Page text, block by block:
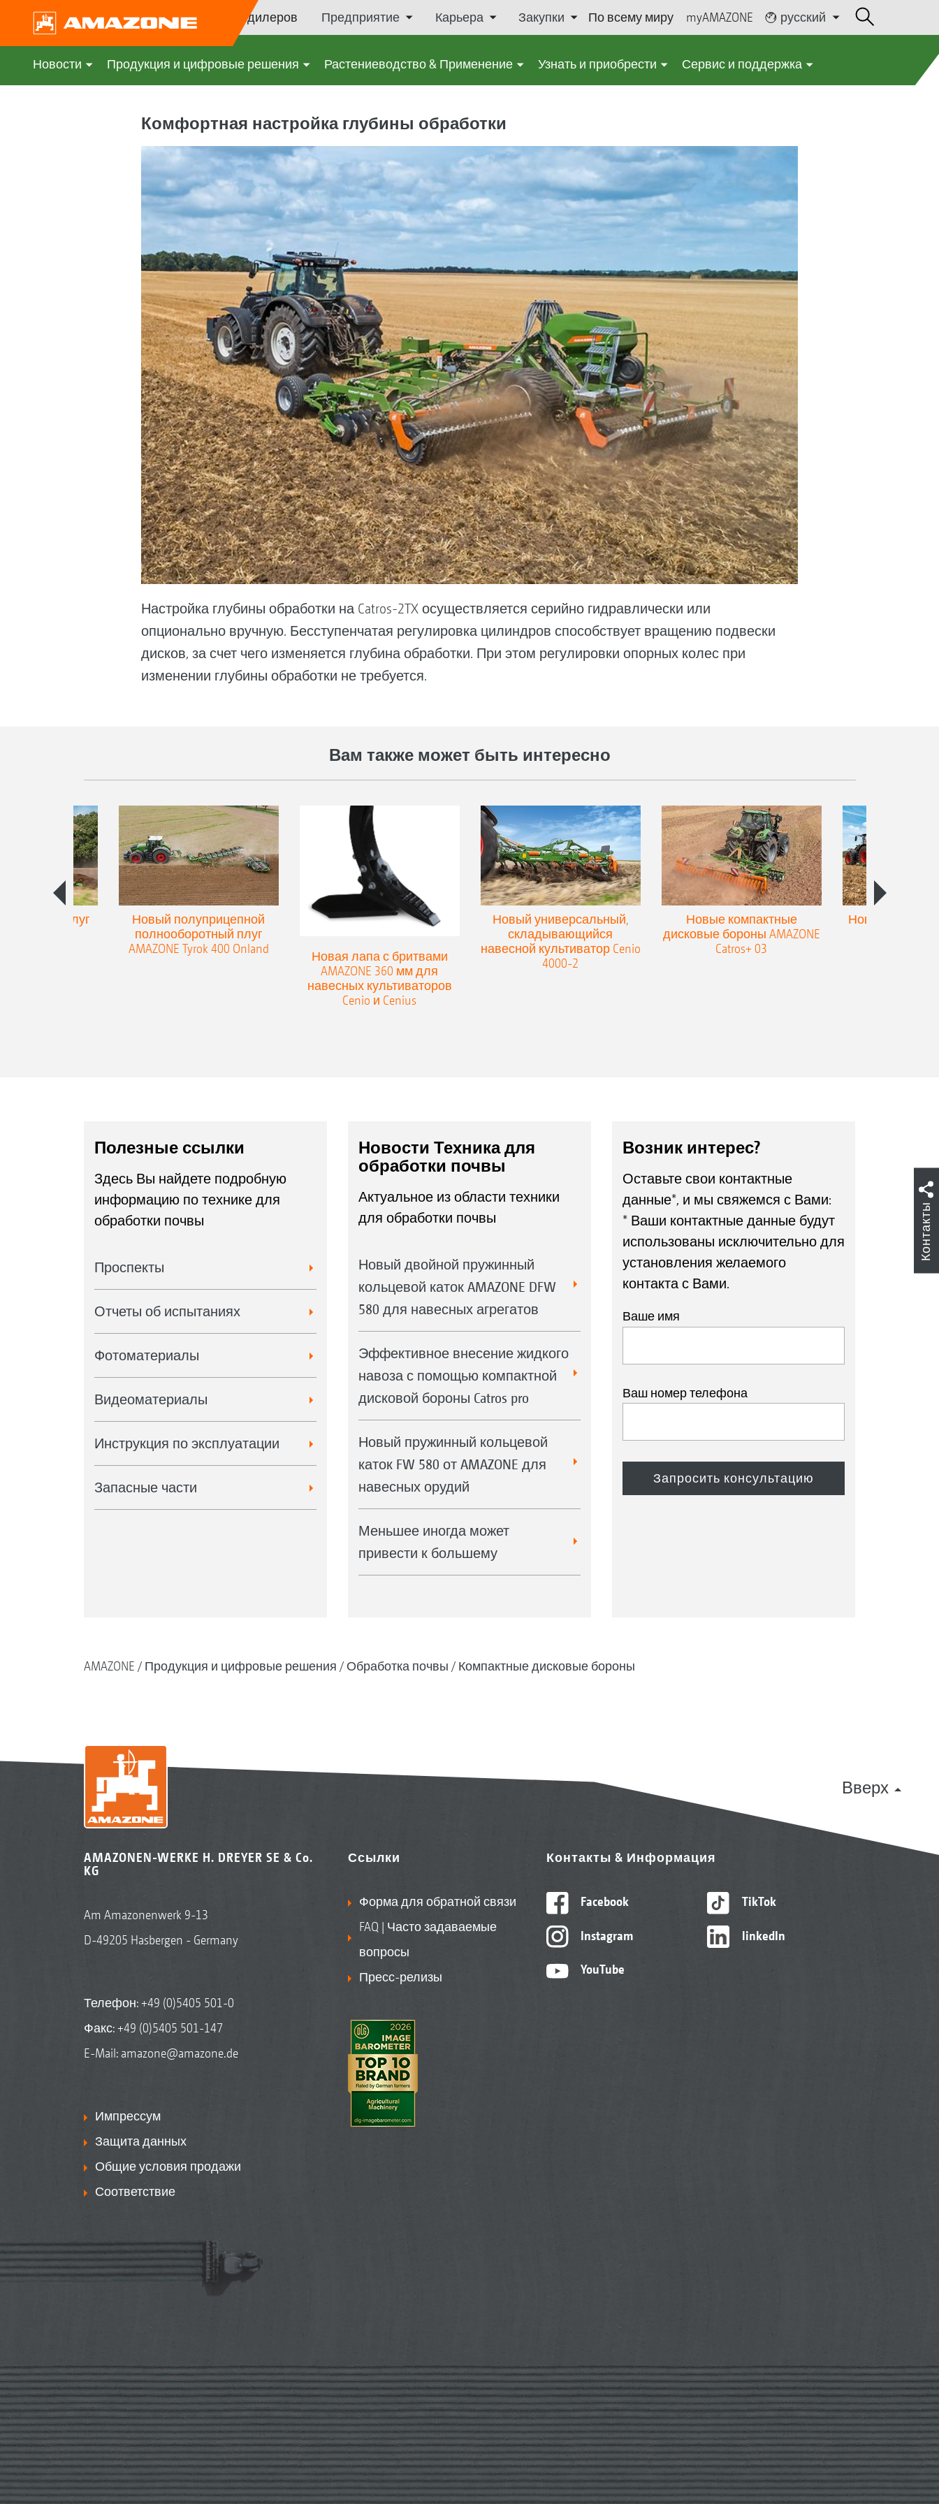
Поиск дилеров Предприятие Карьера Закупки По всему миру myAMAZONE русский
Новости Продукция и цифровые решения Растениеводство & Применение Узнать и приобрести Сервис и поддержка
Комфортная настройка глубины обработки
Настройка глубины обработки на Catros-2TX осуществляется серийно гидравлически или
опционально вручную. Бесступенчатая регулировка цилиндров способствует вращению подвески
дисков, за счет чего изменяется глубина обработки. При этом регулировки опорных колес при
изменении глубины обработки не требуется.
Вам также может быть интересно
плуг
Новый полуприцепной
полнооборотный плуг
AMAZONE Tyrok 400 Onland
Новая лапа с бритвами
AMAZONE 360 мм для
навесных культиваторов
Cenio и Cenius
Новый универсальный,
складывающийся
навесной культиватор Cenio
4000-2
Новые компактные
дисковые бороны AMAZONE
Catros+ 03
Новый
Полезные ссылки
Здесь Вы найдете подробную
информацию по технике для
обработки почвы
Проспекты
Отчеты об испытаниях
Фотоматериалы
Видеоматериалы
Инструкция по эксплуатации
Запасные части
Новости Техника для
обработки почвы
Актуальное из области техники
для обработки почвы
Новый двойной пружинный
кольцевой каток AMAZONE DFW
580 для навесных агрегатов
Эффективное внесение жидкого
навоза с помощью компактной
дисковой бороны Catros pro
Новый пружинный кольцевой
каток FW 580 от AMAZONE для
навесных орудий
Меньшее иногда может
привести к большему
Возник интерес?
Оставьте свои контактные
данные*, и мы свяжемся с Вами:
* Ваши контактные данные будут
использованы исключительно для
установления желаемого
контакта с Вами.
Ваше имя
Ваш номер телефона
AMAZONE Продукция и цифровые решения Обработка почвы Компактные дисковые бороны
Вверх
AMAZONEN-WERKE H. DREYER SE & Co.
KG
Am Amazonenwerk 9-13
D-49205 Hasbergen - Germany
Телефон:+49 (0)5405 501-0
Факс: +49 (0)5405 501-147
E-Mail: amazone@amazone.de
Импрессум
Защита данных
Общие условия продажи
Соответствие
Ссылки
Форма для обратной связи
FAQ | Часто задаваемые
вопросы
Пресс-релизы
Контакты & Информация
Facebook
Instagram
YouTube
TikTok
linkedIn
Контакты